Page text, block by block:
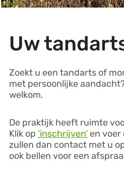
Uw
Zoekt u een tandarts of
met persoonlijke
welkom.
De praktijk heeft ruimte
Klik op ‘inschrijven’ en voer
zullen dan contact met u
ook bellen voor een